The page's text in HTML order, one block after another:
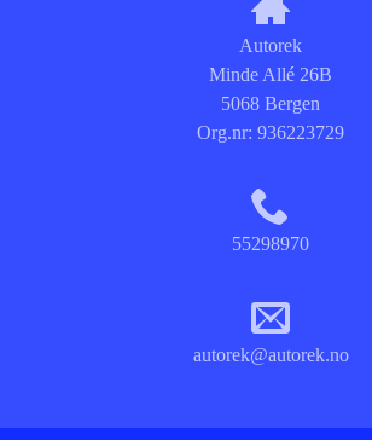
Autorek
Minde Allé 26B
5068 Bergen
Org.nr: 936223729
55298970
autorek@autorek.no